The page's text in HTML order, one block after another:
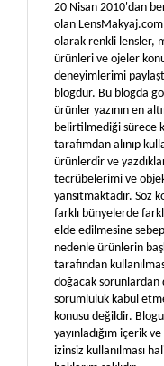
20 Nisan 2010'dan
olan LensMakyaj.com
olarak renkli lensler,
ürünleri ve ojeler
deneyimlerimi
blogdur. Bu blogda
ürünler yazının en
belirtilmediği sürece
tarafımdan alınıp
ürünlerdir ve
tecrübelerimi ve
yansıtmaktadır. Söz
farklı bünyelerde
elde edilmesine
nedenle ürünlerin
tarafından
doğacak sorunlardan
sorumluluk kabul
konusu değildir.
yayınladığım içerik
izinsiz kullanılması